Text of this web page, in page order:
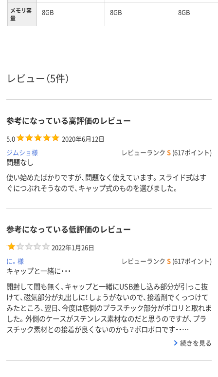
メモリ容
量
8GB 8GB 8GB
コネクタ
Type-A
プホール
保証期間 1年
重量
レビュー（5件）
参考になっている高評価のレビュー
5.0
2020年6月12日
ジムショ様
レビューランク S (617ポイント)
問題なし
使い始めたばかりですが、問題なく使えています。スライド式はす
ぐにつぶれそうなので、キャップ式のものを選びました。
参考になっている低評価のレビュー
2022年1月26日
に。様
レビューランク S (617ポイント)
キャップと一緒に・・・
開封して間も無く、キャップと一緒にUSB差し込み部分が引っこ抜
けて、磁気部分が丸出しに！しょうがないので、接着剤でくっつけて
みたところ、翌日、今度は底側のプラスチック部分がポロリと取れま
した。外側のケースがステンレス素材なのだと思うのですが、プラ
スチック素材との接着が良くないのかも？ボロボロです・・…
続きを見る